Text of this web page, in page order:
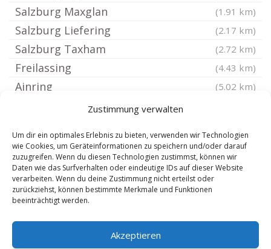
Zustimmung verwalten
Um dir ein optimales Erlebnis zu bieten, verwenden wir Technologien
wie Cookies, um Geräteinformationen zu speichern und/oder darauf
zuzugreifen. Wenn du diesen Technologien zustimmst, können wir
Daten wie das Surfverhalten oder eindeutige IDs auf dieser Website
verarbeiten. Wenn du deine Zustimmung nicht erteilst oder
zurückziehst, können bestimmte Merkmale und Funktionen
beeinträchtigt werden.
Akzeptieren
Salzburg Maxglan (1.91 km)
Salzburg Liefering (2.17 km)
Salzburg Taxham (2.72 km)
Freilassing (4.43 km)
Ainring (5.02 km)
Saaldorf-Surheim
Seekirchen am Wallersee (7.42 km)
Marktschellenberg (7.68 km)
Hallein
Anger bei Bad Reichenhall
Bad Reichenhall